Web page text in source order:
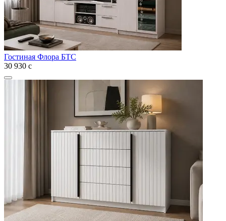
Гостиная Флора БТС
30 930 с